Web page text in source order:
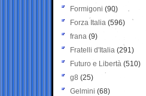
Formigoni (90)
Forza Italia (596)
frana (9)
Fratelli d'Italia (291)
Futuro e Libertà (510)
g8 (25)
Gelmini (68)